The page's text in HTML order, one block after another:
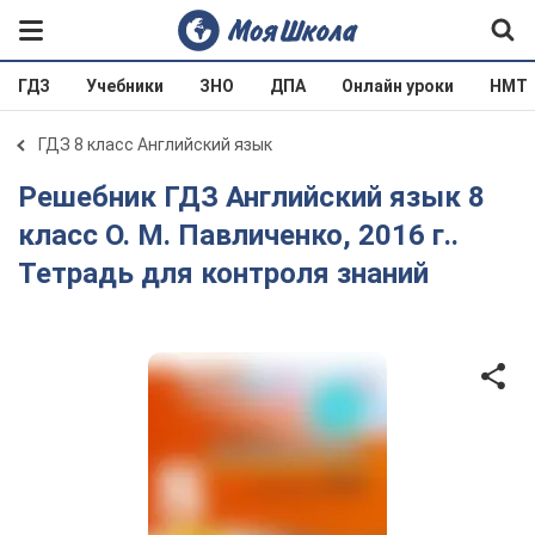
ГДЗ Учебники ЗНО ДПА Онлайн уроки НМТ
ГДЗ 8 класс Английский язык
Решебник ГДЗ Английский язык 8
класс О. М. Павличенко, 2016 г..
Тетрадь для контроля знаний